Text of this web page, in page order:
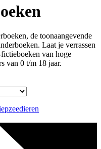
de toonaangevende
Laat je verrassen
van hoge
van 0 t/m 18 jaar.